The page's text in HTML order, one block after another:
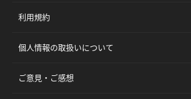
利用規約
個人情報の取扱いについて
ご意見・ご感想